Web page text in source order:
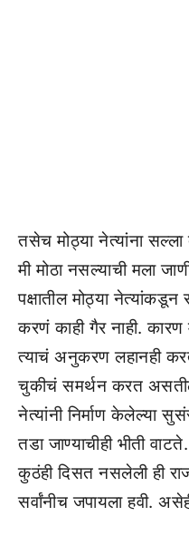
तसेच मोठ्या नेत्यांना सल्ला
मी मोठा नसल्याची मला
पक्षातील मोठ्या
करणं काही गैर नाही.
त्याचं अनुकरण लहानही
चुकीचं समर्थन करत
नेत्यांनी निर्माण केलेल्या
तडा जाण्याचीही भीती
कुठंही दिसत नसलेली ही
सर्वांनीच जपायला हवी.